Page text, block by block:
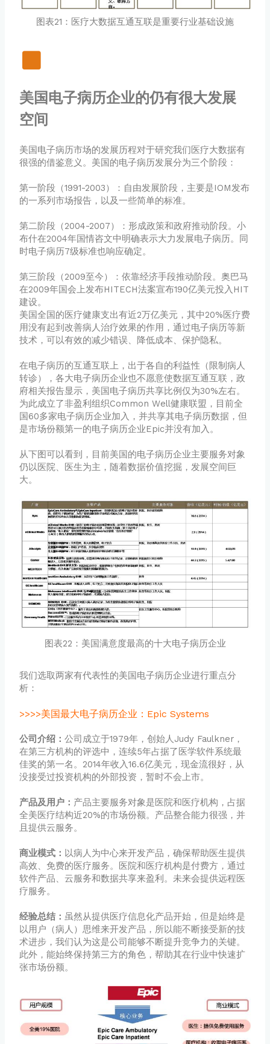
图表21：医疗大数据互通互联是重要行业基础设施
美国电子病历企业的仍有很大发展
空间
美国电子病历市场的发展历程对于研究我们医疗大数据有
很强的借鉴意义。美国的电子病历发展分为三个阶段：
第一阶段（1991-2003）：自由发展阶段，主要是IOM发布
的一系列市场报告，以及一些简单的标准。
第二阶段（2004-2007）：形成政策和政府推动阶段。小
布什在2004年国情咨文中明确表示大力发展电子病历。同
时电子病历7级标准也响应确定。
第三阶段（2009至今）：依靠经济手段推动阶段。奥巴马
在2009年国会上发布HITECH法案宣布190亿美元投入HIT
建设。
美国全国的医疗健康支出有近2万亿美元，其中20%医疗费
用没有起到改善病人治疗效果的作用，通过电子病历等新
技术，可以有效的减少错误、降低成本、保护隐私。
在电子病历的互通互联上，出于各自的利益性（限制病人
转诊），各大电子病历企业也不愿意使数据互通互联，政
府相关报告显示，美国电子病历共享比例仅为30%左右。
为此成立了非盈利组织Common Well健康联盟，目前全
国60多家电子病历企业加入，并共享其电子病历数据，但
是市场份额第一的电子病历企业Epic并没有加入。
从下图可以看到，目前美国的电子病历企业主要服务对象
仍以医院、医生为主，随着数据价值挖掘，发展空间巨
大。
图表22：美国满意度最高的十大电子病历企业
我们选取两家有代表性的美国电子病历企业进行重点分
析：
>>>>美国最大电子病历企业：Epic Systems
公司介绍：公司成立于1979年，创始人Judy Faulkner，
在第三方机构的评选中，连续5年占据了医学软件系统最
佳奖的第一名。2014年收入16.6亿美元，现金流很好，从
没接受过投资机构的外部投资，暂时不会上市。
产品及用户： 产品主要服务对象是医院和医疗机构，占据
全美医疗结构近20%的市场份额。产品整合能力很强，并
且提供云服务。
商业模式： 以病人为中心来开发产品，确保帮助医生提供
高效、免费的医疗服务。医院和医疗机构是付费方，通过
软件产品、云服务和数据共享来盈利。未来会提供远程医
疗服务。
经验总结： 虽然从提供医疗信息化产品开始，但是始终是
以用户（病人）思维来开发产品，所以能不断接受新的技
术进步，我们认为这是公司能够不断提升竞争力的关键。
此外，能始终保持第三方的角色，帮助其在行业中快速扩
张市场份额。